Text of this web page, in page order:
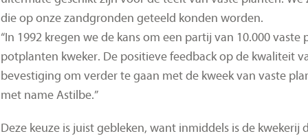
die op onze zandgronden geteeld konden worden.
“In 1992 kregen we de kans om een partij van 10.000
potplanten kweker. De positieve feedback op de kwaliteit
bevestiging om verder te gaan met de kweek van vaste
met name Astilbe.”
Deze keuze is juist gebleken, want inmiddels is de